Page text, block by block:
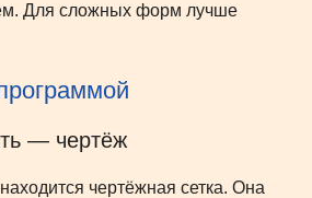
Для сложных форм лучше
— чертёж
чертёжная сетка. Она